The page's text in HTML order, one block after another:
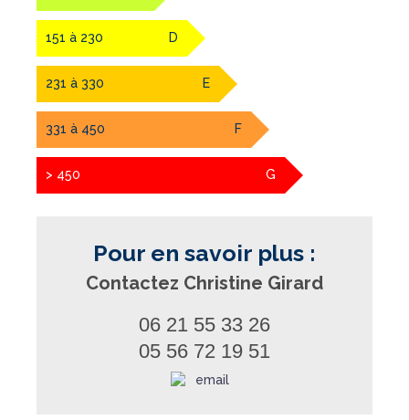
151 à 230 D
231 à 330 E
331 à 450 F
> 450 G
Pour en savoir plus :
Contactez Christine Girard
06 21 55 33 26
05 56 72 19 51